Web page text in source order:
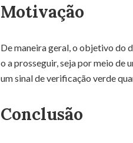
Motivação
De maneira geral, o objetivo do
o a prosseguir, seja por meio de
um sinal de verificação verde
Conclusão